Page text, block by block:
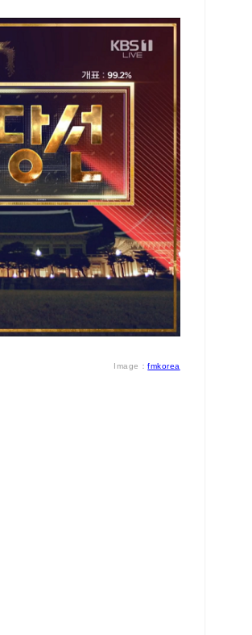
Image：fmkorea